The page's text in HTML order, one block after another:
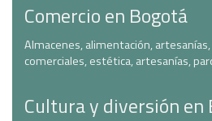
Comercio en Bogotá
Almacenes, alimentación,
comerciales, estética, artesanías,
Cultura y diversión en